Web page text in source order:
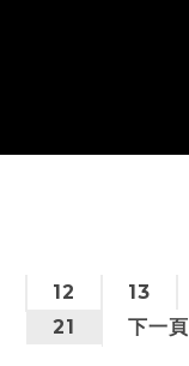
12 13
21
下一頁